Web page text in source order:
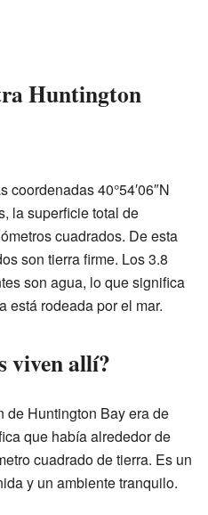
Huntington
40°54′06″N
la superficie total de
cuadrados. De esta
son tierra firme. Los 3.8
son agua, lo que significa
está rodeada por el mar.
viven allí?
de Huntington Bay era de
que había alrededor de
cuadrado de tierra. Es un
y un ambiente tranquilo.